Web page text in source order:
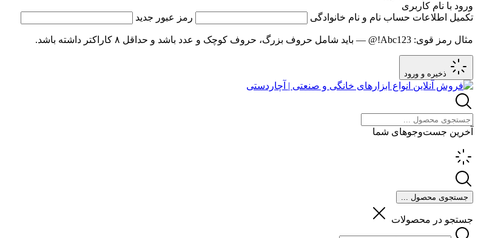
ورود با نام کاربری
تکمیل اطلاعات حساب نام و نام خانوادگی رمز عبور جدید
مثال رمز قوی: Abc123!@ — باید شامل حروف بزرگ، حروف کوچک و عدد باشد و حداقل ۸ کاراکتر داشته باشد.
ذخیره و ورود
آخرین جست‌وجوهای شما
جستجوی محصول ...
جستجو در محصولات